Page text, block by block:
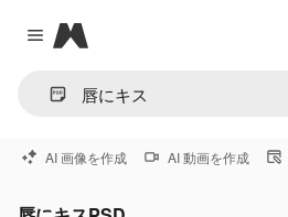
Close menu
Magnific
AI 画像を作成 AI 動画を作成